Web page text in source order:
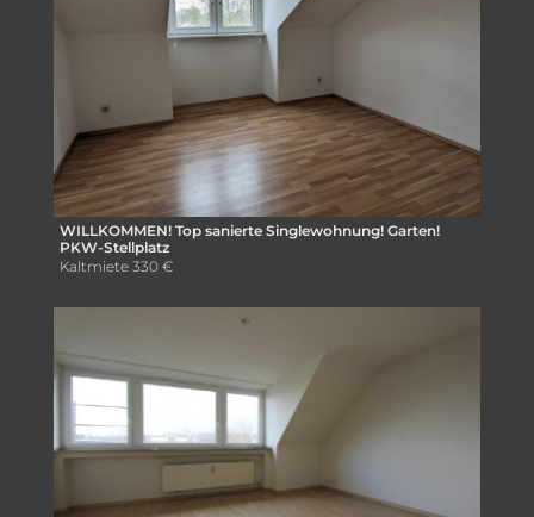
WILLKOMMEN! Top sanierte Singlewohnung! Garten!
PKW-Stellplatz
Kaltmiete 330 €